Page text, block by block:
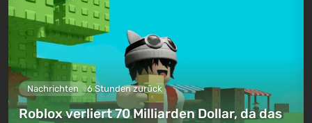
Nachrichten 6 Stunden zurück
Roblox verliert 70 Milliarden Dollar, da das